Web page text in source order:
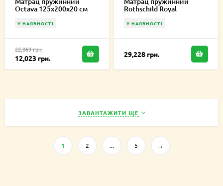
Octava 125х200х20 см
У НАЯВНОСТІ
22,069 грн.
12,023 грн.
Rothschild Royal
У НАЯВНОСТІ
29,228 грн.
ЗАВАНТАЖИТИ ЩЕ
1 2 ... 5 →